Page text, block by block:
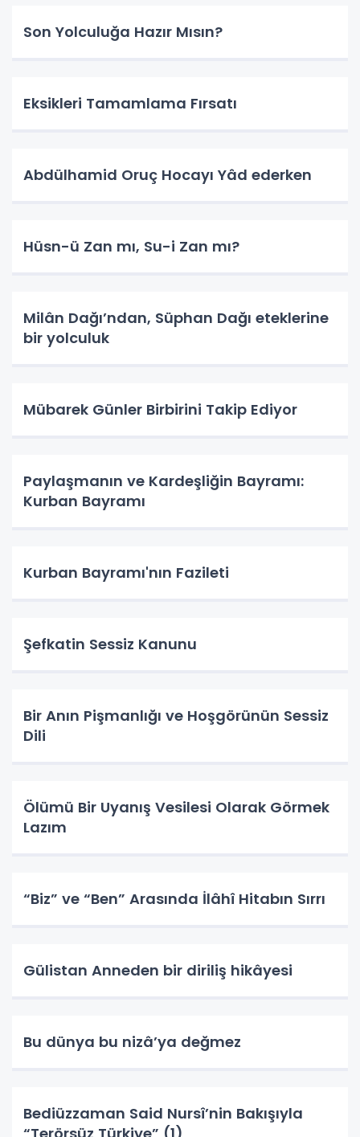
Son Yolculuğa Hazır Mısın?
Eksikleri Tamamlama Fırsatı
Abdülhamid Oruç Hocayı Yâd ederken
Hüsn-ü Zan mı, Su-i Zan mı?
Milân Dağı’ndan, Süphan Dağı eteklerine
bir yolculuk
Mübarek Günler Birbirini Takip Ediyor
Paylaşmanın ve Kardeşliğin Bayramı:
Kurban Bayramı
Kurban Bayramı'nın Fazileti
Şefkatin Sessiz Kanunu
Bir Anın Pişmanlığı ve Hoşgörünün Sessiz
Dili
Ölümü Bir Uyanış Vesilesi Olarak Görmek
Lazım
“Biz” ve “Ben” Arasında İlâhî Hitabın Sırrı
Gülistan Anneden bir diriliş hikâyesi
Bu dünya bu nizâ’ya değmez
Bediüzzaman Said Nursî’nin Bakışıyla